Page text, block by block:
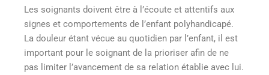
Les soignants doivent être à l’écoute et attentifs aux
signes et comportements de l’enfant polyhandicapé.
La douleur étant vécue au quotidien par l’enfant, il est
important pour le soignant de la prioriser afin de ne
pas limiter l’avancement de sa relation établie avec lui.